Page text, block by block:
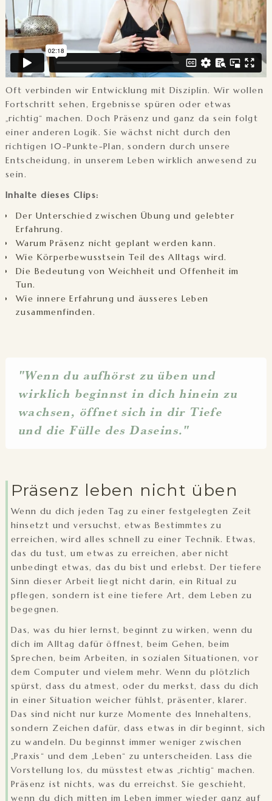
Oft verbinden wir Entwicklung mit Disziplin. Wir wollen
Fortschritt sehen, Ergebnisse spüren oder etwas
„richtig“ machen. Doch Präsenz und ganz da sein folgt
einer anderen Logik. Sie wächst nicht durch den
richtigen 10-Punkte-Plan, sondern durch unsere
Entscheidung, in unserem Leben wirklich anwesend zu
sein.
Inhalte dieses Clips:
Der Unterschied zwischen Übung und gelebter
Erfahrung.
Warum Präsenz nicht geplant werden kann.
Wie Körperbewusstsein Teil des Alltags wird.
Die Bedeutung von Weichheit und Offenheit im
Tun.
Wie innere Erfahrung und äusseres Leben
zusammenfinden.
"Wenn du aufhörst zu üben und
wirklich beginnst in dich hinein zu
wachsen, öffnet sich in dir Tiefe
und die Fülle des Daseins."
Präsenz leben nicht üben
Wenn du dich jeden Tag zu einer festgelegten Zeit
hinsetzt und versuchst, etwas Bestimmtes zu
erreichen, wird alles schnell zu einer Technik. Etwas,
das du tust, um etwas zu erreichen, aber nicht
unbedingt etwas, das du bist und erlebst. Der tiefere
Sinn dieser Arbeit liegt nicht darin, ein Ritual zu
pflegen, sondern ist eine tiefere Art, dem Leben zu
begegnen.
Das, was du hier lernst, beginnt zu wirken, wenn du
dich im Alltag dafür öffnest, beim Gehen, beim
Sprechen, beim Arbeiten, in sozialen Situationen, vor
dem Computer und vielem mehr. Wenn du plötzlich
spürst, dass du atmest, oder du merkst, dass du dich
in einer Situation weicher fühlst, präsenter, klarer.
Das sind nicht nur kurze Momente des Innehaltens,
sondern Zeichen dafür, dass etwas in dir beginnt, sich
zu wandeln. Du beginnst immer weniger zwischen
„Praxis“ und dem „Leben“ zu unterscheiden. Lass die
Vorstellung los, du müsstest etwas „richtig“ machen.
Präsenz ist nichts, was du erreichst. Sie geschieht,
wenn du dich mitten im Leben immer wieder ganz auf